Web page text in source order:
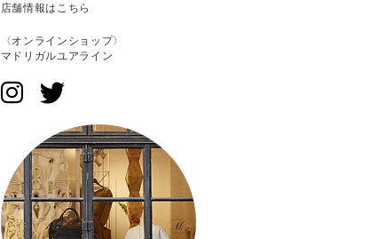
店舗情報はこちら
〈オンラインショップ〉
マドリガルユアライン